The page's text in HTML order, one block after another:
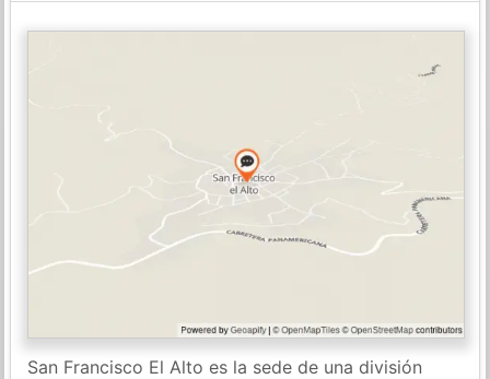
San Francisco El Alto es la sede de una división